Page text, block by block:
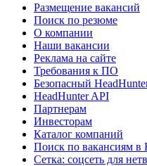
Размещение вакансий
Поиск по резюме
О компании
Наши вакансии
Реклама на сайте
Требования к ПО
Безопасный
HeadHunter API
Партнерам
Инвесторам
Каталог компаний
Поиск по вакансиям в
Сетка: соцсеть для